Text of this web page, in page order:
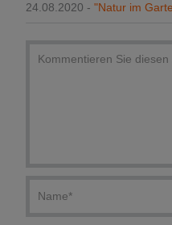
24.08.2020 - "Natur im